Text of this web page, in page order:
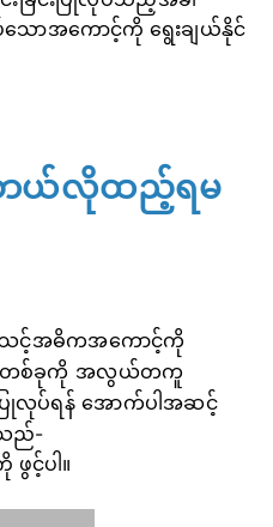
ောအကောင့်ကို ရွေးချယ်နိုင်
ဘယ်လိုထည့်ရမ
သင့်အဓိကအကောင့်ကို
းတစ်ခုကို အလွယ်တကူ
လုပ်ရန် အောက်ပါအဆင့်
သည်-
ဖွင့်ပါ။